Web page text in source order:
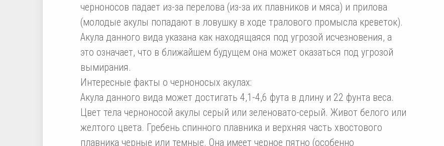
черноносов падает из-за перелова (из-за их плавников и мяса) и прилова
(молодые акулы попадают в ловушку в ходе тралового промысла креветок).
Акула данного вида указана как находящаяся под угрозой исчезновения, а
это означает, что в ближайшем будущем она может оказаться под угрозой
вымирания.
Интересные факты о черноносых акулах:
Акула данного вида может достигать 4,1-4,6 фута в длину и 22 фунта веса.
Цвет тела черноносой акулы серый или зеленовато-серый. Живот белого или
желтого цвета. Гребень спинного плавника и верхняя часть хвостового
плавника черные или темные. Она имеет черное пятно (особенно